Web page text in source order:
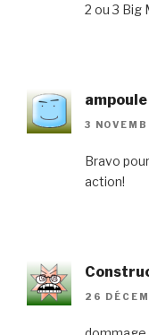
2 ou 3 Big
3
Bravo
action!
26